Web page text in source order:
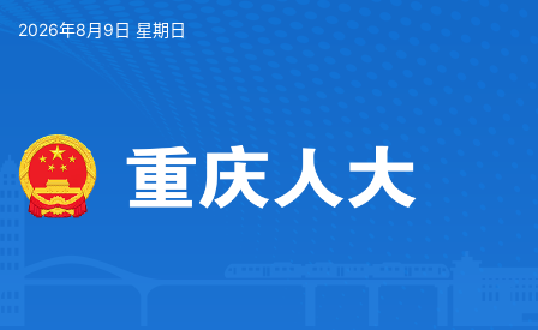
2026年8月9日 星期日